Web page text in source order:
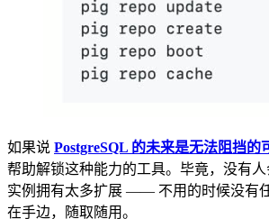
如果说 PostgreSQL 的未来是无法阻挡的
帮助解锁这种能力的工具。毕竟，没有人
实例拥有太多扩展 —— 不用的时候没有
在手边，随取随用。